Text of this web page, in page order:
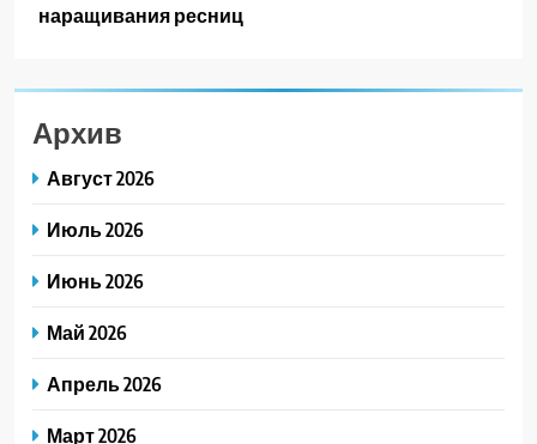
наращивания ресниц
Архив
Август 2026
Июль 2026
Июнь 2026
Май 2026
Апрель 2026
Март 2026